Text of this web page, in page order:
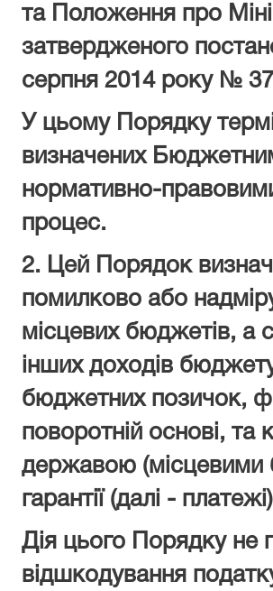
та
Положення про
затвердженого
серпня 2014 року №
У цьому Порядку
визначених
нормативно-
процес.
2. Цей Порядок
помилково або
місцевих бюджетів, а
інших доходів
бюджетних позичок,
поворотній основі, та
державою (місцевими
гарантії (далі -
Дія цього Порядку не
відшкодування